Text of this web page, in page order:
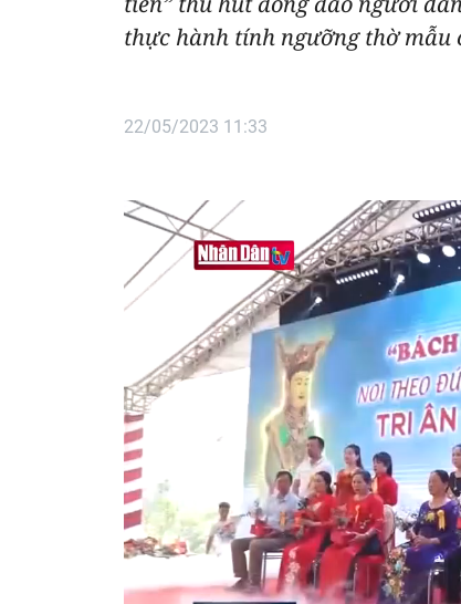
thực hành tính ngưỡng thờ mẫu
22/05/2023 11:33